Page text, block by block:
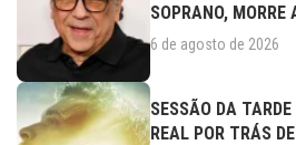
SOPRANO, MORRE
6 de agosto de 2026
SESSÃO DA
REAL POR TRÁS